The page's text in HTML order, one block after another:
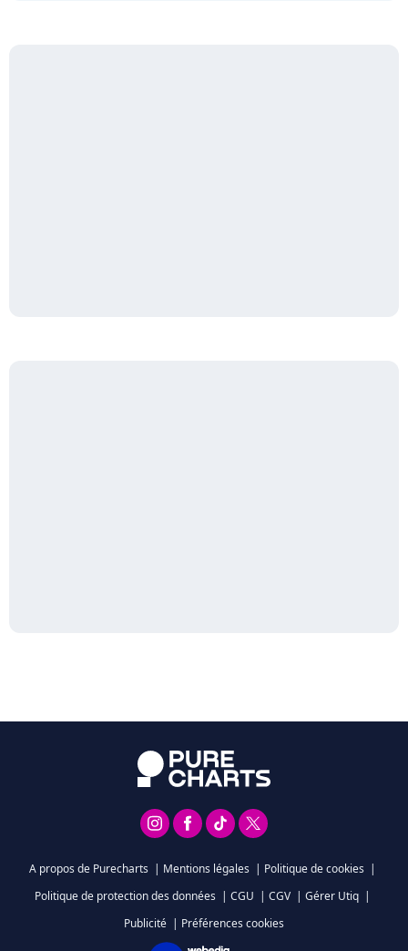
A propos de Purecharts | Mentions légales | Politique de cookies |
Politique de protection des données | CGU | CGV | Gérer Utiq |
Publicité | Préférences cookies